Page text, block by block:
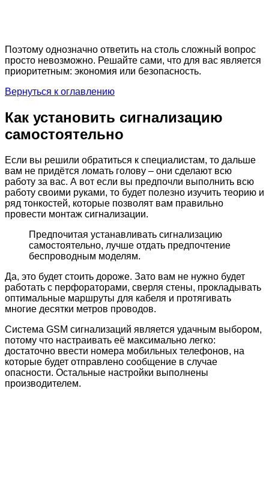
Поэтому однозначно ответить на столь сложный вопрос
просто невозможно. Решайте сами, что для вас является
приоритетным: экономия или безопасность.
Вернуться к оглавлению
Как установить сигнализацию
самостоятельно
Если вы решили обратиться к специалистам, то дальше
вам не придётся ломать голову – они сделают всю
работу за вас. А вот если вы предпочли выполнить всю
работу своими руками, то будет полезно изучить теорию и
ряд тонкостей, которые позволят вам правильно
провести монтаж сигнализации.
Предпочитая устанавливать сигнализацию
самостоятельно, лучше отдать предпочтение
беспроводным моделям.
Да, это будет стоить дороже. Зато вам не нужно будет
работать с перфораторами, сверля стены, прокладывать
оптимальные маршруты для кабеля и протягивать
многие десятки метров проводов.
Система GSM сигнализаций является удачным выбором,
потому что настраивать её максимально легко:
достаточно ввести номера мобильных телефонов, на
которые будет отправлено сообщение в случае
опасности. Остальные настройки выполнены
производителем.